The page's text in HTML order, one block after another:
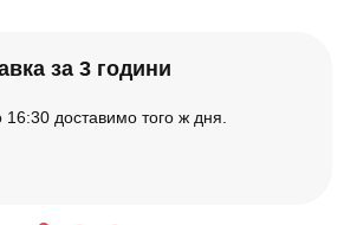
за 3 години
16:30 доставимо того ж дня.